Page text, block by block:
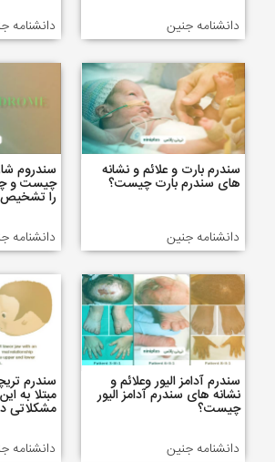
دانشنامه جنین
دانشنامه
سندرم بارت و علائم و نشانه
های سندرم بارت چیست؟
دانشنامه جنین
چیست و
را تشخیص
دانشنامه
سندرم آدامز الیور وعلائم و
نشانه های سندرم آدامز الیور
چیست؟
دانشنامه جنین
سندرم
مبتلا به
مشکلاتی
دانشنامه